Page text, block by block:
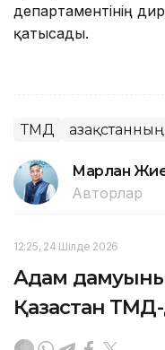
департаментінің
қатысады.
ТМД
Марлан
Авторлар
12:25, 24 Шілде 2026
Адам
Қазақстан